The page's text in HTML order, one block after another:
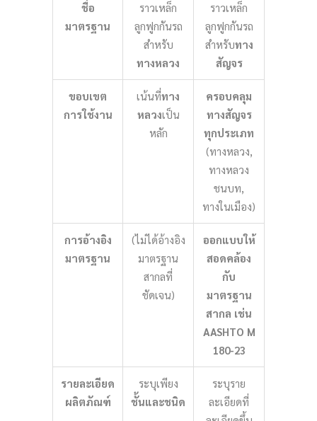
ชื่อ
มาตรฐาน
ราวเหล็ก
ลูกฟูกกันรถ
สำหรับ
ทางหลวง
ราวเหล็ก
ลูกฟูกกันรถ
สำหรับทาง
สัญจร
ขอบเขต
การใช้งาน
เน้นที่ทาง
หลวงเป็น
หลัก
ครอบคลุม
ทางสัญจร
ทุกประเภท
(ทางหลวง,
ทางหลวง
ชนบท,
ทางในเมือง)
การอ้างอิง
มาตรฐาน
(ไม่ได้อ้างอิง
มาตรฐาน
สากลที่
ชัดเจน)
ออกแบบให้
สอดคล้อง
กับ
มาตรฐาน
สากล เช่น
AASHTO M
180-23
รายละเอียด
ผลิตภัณฑ์
ระบุเพียง
ชั้นและชนิด
ระบุราย
ละเอียดที่